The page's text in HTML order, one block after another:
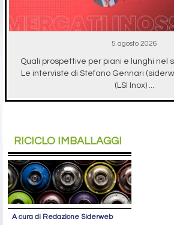
5 agosto 2026
Quali prospettive per piani e lunghi nel
Le interviste di Stefano Gennari
(LSI Inox) ...
RICICLO IMBALLAGGI
A cura di Redazione Siderweb